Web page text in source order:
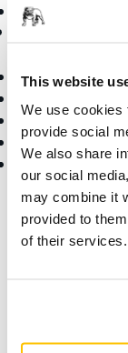
This website
We use cookies
provide social
We also share
our social
may combine it
provided to
of their services.
Productos
Ayuda
Descargas
Atención al
Centro de Ayuda
Aplicación
Encuéntranos